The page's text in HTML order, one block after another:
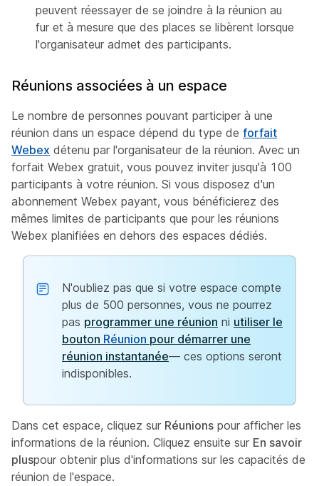
peuvent réessayer de se joindre à la réunion au
fur et à mesure que des places se libèrent lorsque
l'organisateur admet des participants.
Réunions associées à un espace
Le nombre de personnes pouvant participer à une
réunion dans un espace dépend du type de forfait
Webex détenu par l'organisateur de la réunion. Avec un
forfait Webex gratuit, vous pouvez inviter jusqu'à 100
participants à votre réunion. Si vous disposez d'un
abonnement Webex payant, vous bénéficierez des
mêmes limites de participants que pour les réunions
Webex planifiées en dehors des espaces dédiés.
N'oubliez pas que si votre espace compte
plus de 500 personnes, vous ne pourrez
pas programmer une réunion ni utiliser le
bouton Réunion pour démarrer une
réunion instantanée— ces options seront
indisponibles.
Dans cet espace, cliquez sur Réunions pour afficher les
informations de la réunion. Cliquez ensuite sur En savoir
pluspour obtenir plus d'informations sur les capacités de
réunion de l'espace.